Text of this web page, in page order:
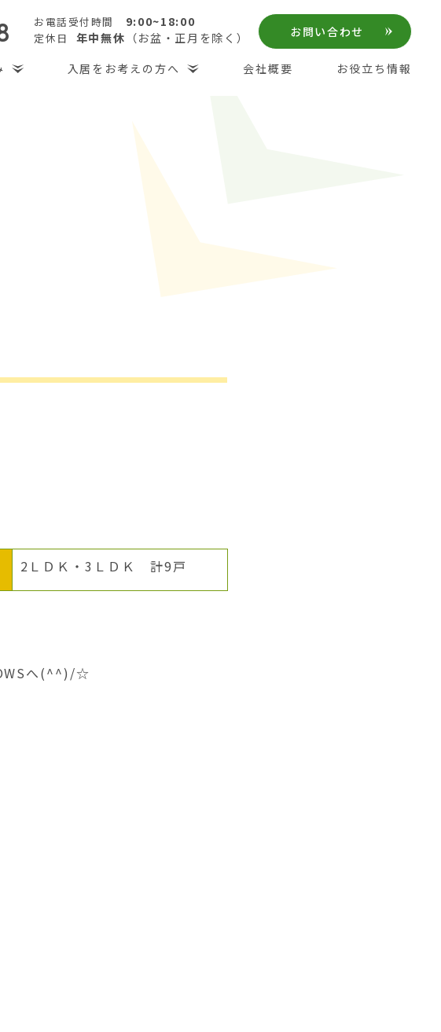
お電話受付時間 9:00~18:00
定休日 年中無休 （お盆・正月を除く） お問い合わせ
入居をお考えの方へ 会社概要 お役立ち情報
2ＬＤＫ・3ＬＤＫ 計9戸
へ(^^)/☆